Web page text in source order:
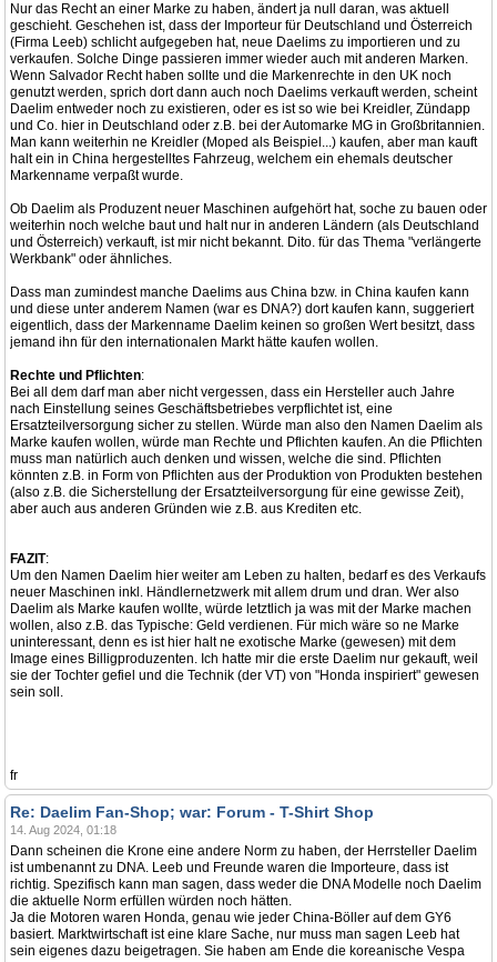
Nur das Recht an einer Marke zu haben, ändert ja null daran, was aktuell
geschieht. Geschehen ist, dass der Importeur für Deutschland und Österreich
(Firma Leeb) schlicht aufgegeben hat, neue Daelims zu importieren und zu
verkaufen. Solche Dinge passieren immer wieder auch mit anderen Marken.
Wenn Salvador Recht haben sollte und die Markenrechte in den UK noch
genutzt werden, sprich dort dann auch noch Daelims verkauft werden, scheint
Daelim entweder noch zu existieren, oder es ist so wie bei Kreidler, Zündapp
und Co. hier in Deutschland oder z.B. bei der Automarke MG in Großbritannien.
Man kann weiterhin ne Kreidler (Moped als Beispiel...) kaufen, aber man kauft
halt ein in China hergestelltes Fahrzeug, welchem ein ehemals deutscher
Markenname verpaßt wurde.
Ob Daelim als Produzent neuer Maschinen aufgehört hat, soche zu bauen oder
weiterhin noch welche baut und halt nur in anderen Ländern (als Deutschland
und Österreich) verkauft, ist mir nicht bekannt. Dito. für das Thema "verlängerte
Werkbank" oder ähnliches.
Dass man zumindest manche Daelims aus China bzw. in China kaufen kann
und diese unter anderem Namen (war es DNA?) dort kaufen kann, suggeriert
eigentlich, dass der Markenname Daelim keinen so großen Wert besitzt, dass
jemand ihn für den internationalen Markt hätte kaufen wollen.
Rechte und Pflichten:
Bei all dem darf man aber nicht vergessen, dass ein Hersteller auch Jahre
nach Einstellung seines Geschäftsbetriebes verpflichtet ist, eine
Ersatzteilversorgung sicher zu stellen. Würde man also den Namen Daelim als
Marke kaufen wollen, würde man Rechte und Pflichten kaufen. An die Pflichten
muss man natürlich auch denken und wissen, welche die sind. Pflichten
könnten z.B. in Form von Pflichten aus der Produktion von Produkten bestehen
(also z.B. die Sicherstellung der Ersatzteilversorgung für eine gewisse Zeit),
aber auch aus anderen Gründen wie z.B. aus Krediten etc.
FAZIT:
Um den Namen Daelim hier weiter am Leben zu halten, bedarf es des Verkaufs
neuer Maschinen inkl. Händlernetzwerk mit allem drum und dran. Wer also
Daelim als Marke kaufen wollte, würde letztlich ja was mit der Marke machen
wollen, also z.B. das Typische: Geld verdienen. Für mich wäre so ne Marke
uninteressant, denn es ist hier halt ne exotische Marke (gewesen) mit dem
Image eines Billigproduzenten. Ich hatte mir die erste Daelim nur gekauft, weil
sie der Tochter gefiel und die Technik (der VT) von "Honda inspiriert" gewesen
sein soll.
fr
Re: Daelim Fan-Shop; war: Forum - T-Shirt Shop
14. Aug 2024, 01:18
Dann scheinen die Krone eine andere Norm zu haben, der Herrsteller Daelim
ist umbenannt zu DNA. Leeb und Freunde waren die Importeure, dass ist
richtig. Spezifisch kann man sagen, dass weder die DNA Modelle noch Daelim
die aktuelle Norm erfüllen würden noch hätten.
Ja die Motoren waren Honda, genau wie jeder China-Böller auf dem GY6
basiert. Marktwirtschaft ist eine klare Sache, nur muss man sagen Leeb hat
sein eigenes dazu beigetragen. Sie haben am Ende die koreanische Vespa